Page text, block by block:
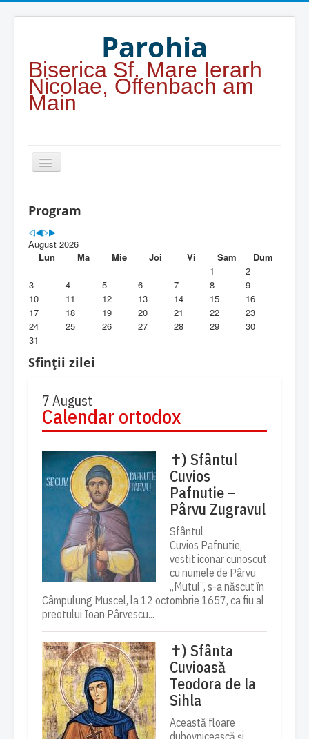
Parohia
Biserica Sf. Mare Ierarh
Nicolae, Offenbach am
Main
Duhovnicesti
Alte legaturi
Biblioteca Parohiei
Foaia Parohiei
Contact
Program
August 2026
Lun
Ma Mie Joi Vi Sam
Dum
1
2
3
4 5 6 7 8
9
10
11 12 13 14 15
16
17
18 19 20 21 22
23
24
25 26 27 28 29
30
31
Sfinții zilei
7 August
Calendar ortodox
✝) Sfântul
Cuvios
Pafnutie –
Pârvu Zugravul
Sfântul
Cuvios Pafnutie,
vestit iconar cunoscut
cu numele de Pârvu
„Mutul”, s-a născut în
Câmpulung Muscel, la 12 octombrie 1657, ca fiu al
preotului Ioan Pârvescu...
✝) Sfânta
Cuvioasă
Teodora de la
Sihla
Această floare
duhovnicească și